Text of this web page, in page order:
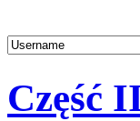
Część